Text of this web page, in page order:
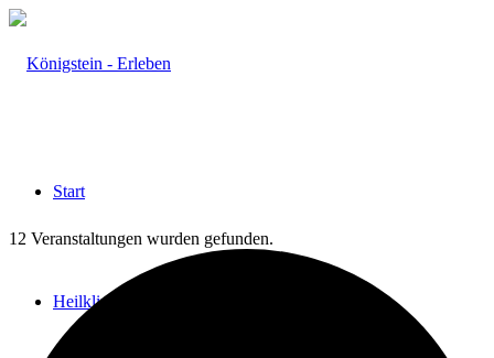
Start
Heilklima
12 Veranstaltungen wurden gefunden.